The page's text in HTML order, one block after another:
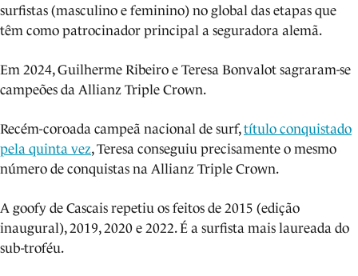
surfistas (masculino e feminino) no global das etapas que
têm como patrocinador principal a seguradora alemã.
Em 2024, Guilherme Ribeiro e Teresa Bonvalot sagraram-se
campeões da Allianz Triple Crown.
Recém-coroada campeã nacional de surf,título conquistado
pela quinta vez, Teresa conseguiu precisamente o mesmo
número de conquistas na Allianz Triple Crown.
A goofy de Cascais repetiu os feitos de 2015 (edição
inaugural), 2019, 2020 e 2022. É a surfista mais laureada do
sub-troféu.